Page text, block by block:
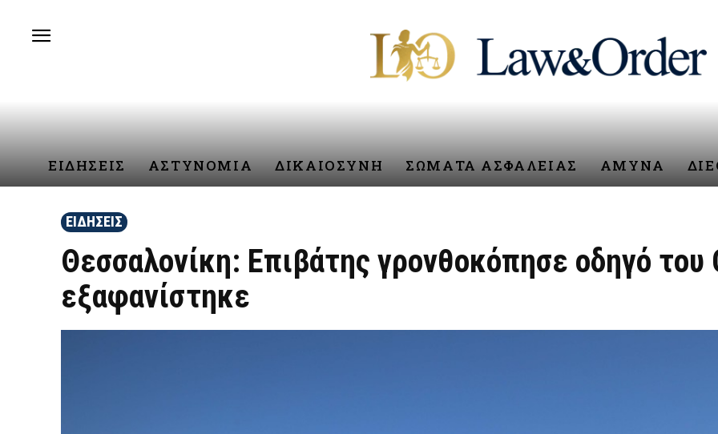
ΕΙΔΗΣΕΙΣ ΑΣΤΥΝΟΜΙΑ ΔΙΚΑΙΟΣΥΝΗ ΣΩΜΑΤΑ ΑΣΦΑΛΕΙΑΣ ΑΜΥΝΑ
ΕΙΔΗΣΕΙΣ
Θεσσαλονίκη: Επιβάτης γρονθοκόπησε οδηγό
εξαφανίστηκε